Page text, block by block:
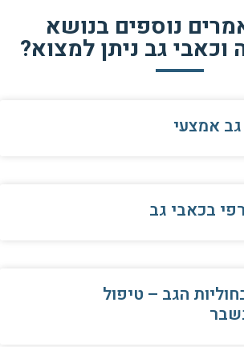
נוספים בנושא
וכאבי גב ניתן למצוא?
אמצעי
בכאבי גב
הגב – טיפול